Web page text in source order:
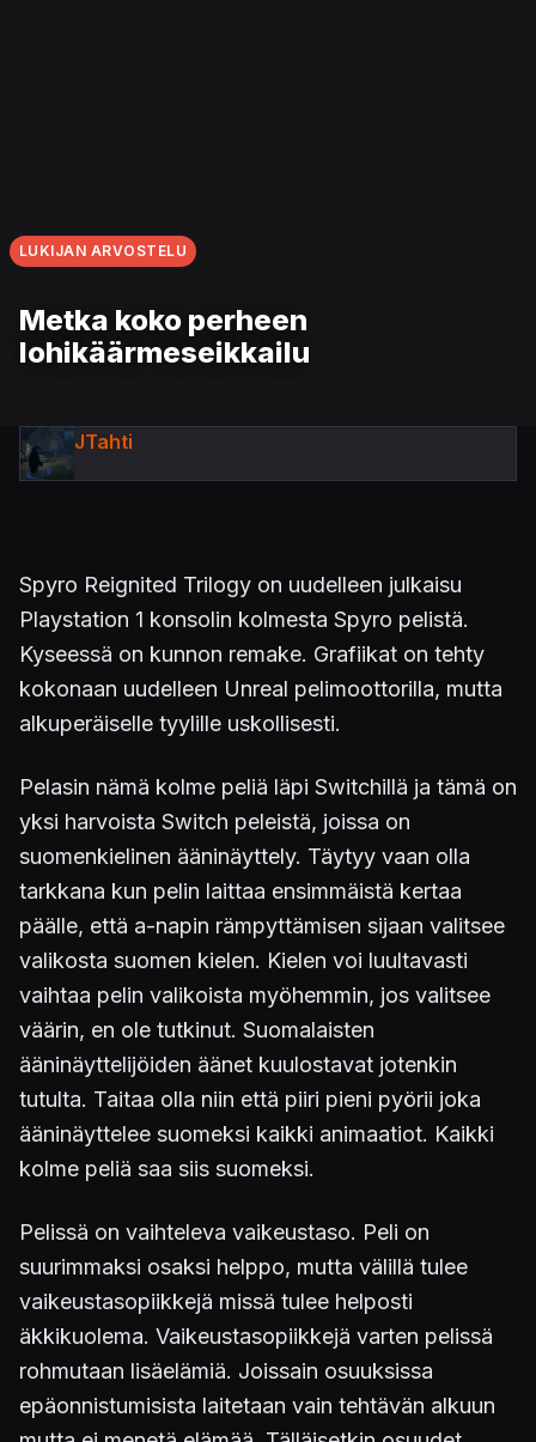
LUKIJAN ARVOSTELU
Metka koko perheen
lohikäärmeseikkailu
JTahti
Spyro Reignited Trilogy on uudelleen julkaisu
Playstation 1 konsolin kolmesta Spyro pelistä.
Kyseessä on kunnon remake. Grafiikat on tehty
kokonaan uudelleen Unreal pelimoottorilla, mutta
alkuperäiselle tyylille uskollisesti.
Pelasin nämä kolme peliä läpi Switchillä ja tämä on
yksi harvoista Switch peleistä, joissa on
suomenkielinen ääninäyttely. Täytyy vaan olla
tarkkana kun pelin laittaa ensimmäistä kertaa
päälle, että a-napin rämpyttämisen sijaan valitsee
valikosta suomen kielen. Kielen voi luultavasti
vaihtaa pelin valikoista myöhemmin, jos valitsee
väärin, en ole tutkinut. Suomalaisten
ääninäyttelijöiden äänet kuulostavat jotenkin
tutulta. Taitaa olla niin että piiri pieni pyörii joka
ääninäyttelee suomeksi kaikki animaatiot. Kaikki
kolme peliä saa siis suomeksi.
Pelissä on vaihteleva vaikeustaso. Peli on
suurimmaksi osaksi helppo, mutta välillä tulee
vaikeustasopiikkejä missä tulee helposti
äkkikuolema. Vaikeustasopiikkejä varten pelissä
rohmutaan lisäelämiä. Joissain osuuksissa
epäonnistumisista laitetaan vain tehtävän alkuun